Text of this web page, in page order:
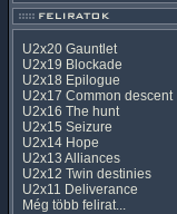
U2x20 Gauntlet
U2x19 Blockade
U2x18 Epilogue
U2x17 Common descent
U2x16 The hunt
U2x15 Seizure
U2x14 Hope
U2x13 Alliances
U2x12 Twin destinies
U2x11 Deliverance
Még több felirat...